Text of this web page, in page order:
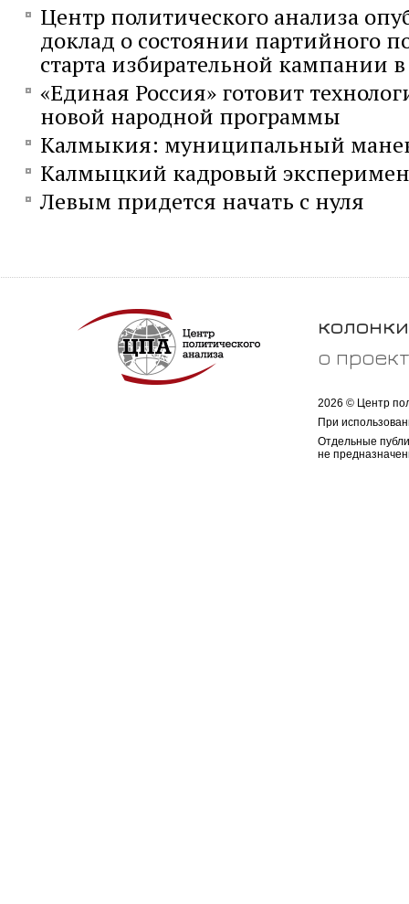
Центр политического анализа
доклад о состоянии партийного
старта избирательной кампании
«Единая Россия» готовит
новой народной программы
Калмыкия: муниципальный
Калмыцкий кадровый
Левым придется начать с нуля
колонки
о
2026 © Центр
При
Отдельные
не